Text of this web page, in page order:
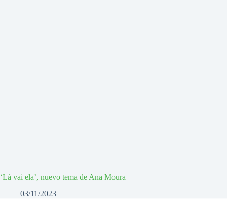
‘Lá vai ela’, nuevo tema de Ana Moura
03/11/2023